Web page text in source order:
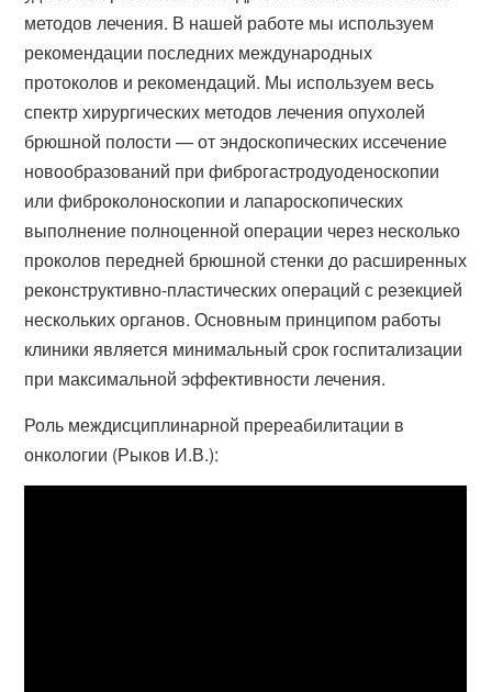
методов лечения. В нашей работе мы используем
рекомендации последних международных
протоколов и рекомендаций. Мы используем весь
спектр хирургических методов лечения опухолей
брюшной полости — от эндоскопических иссечение
новообразований при фиброгастродуоденоскопии
или фиброколоноскопии и лапароскопических
выполнение полноценной операции через несколько
проколов передней брюшной стенки до расширенных
реконструктивно-пластических операций с резекцией
нескольких органов. Основным принципом работы
клиники является минимальный срок госпитализации
при максимальной эффективности лечения.
Роль междисциплинарной пререабилитации в
онкологии (Рыков И.В.):